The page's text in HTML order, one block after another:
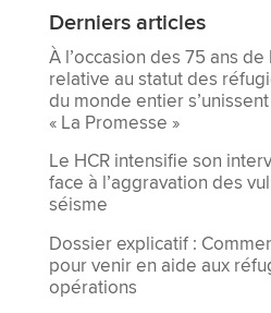
Derniers articles
À l’occasion des 75 ans
relative au statut des
du monde entier
« La Promesse »
Le HCR intensifie son
face à l’aggravation des
séisme
Dossier explicatif :
pour venir en aide aux
opérations